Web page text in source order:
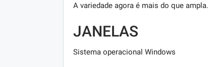
A variedade agora é mais do que ampla.
JANELAS
Sistema operacional Windows